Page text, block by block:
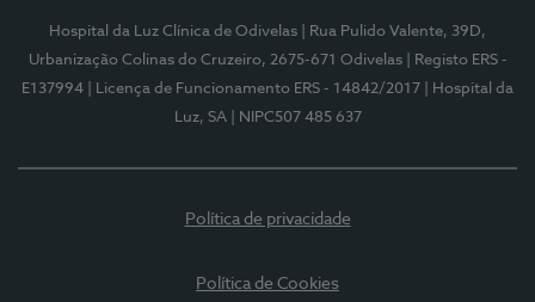
Hospital da Luz Clínica de Odivelas
| Rua Pulido Valente, 39D,
Urbanização Colinas do Cruzeiro, 2675-671 Odivelas
| Registo ERS -
E137994
| Licença de Funcionamento ERS - 14842/2017
| Hospital da
Luz, SA
| NIPC507 485 637
Política de privacidade
Política de Cookies